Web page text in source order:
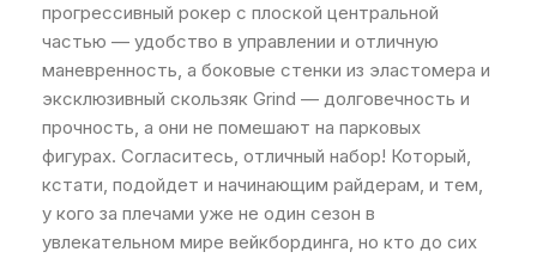
прогрессивный рокер с плоской центральной
частью — удобство в управлении и отличную
маневренность, а боковые стенки из эластомера и
эксклюзивный скользяк Grind — долговечность и
прочность, а они не помешают на парковых
фигурах. Согласитесь, отличный набор! Который,
кстати, подойдет и начинающим райдерам, и тем,
у кого за плечами уже не один сезон в
увлекательном мире вейкбординга, но кто до сих